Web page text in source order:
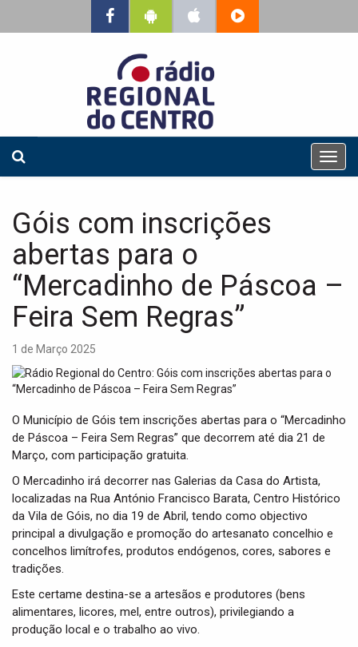
T
o
i
Góis com inscrições
abertas para o
“Mercadinho de Páscoa –
Feira Sem Regras”
1 de Março 2025
O Município de Góis tem inscrições abertas para o “Mercadinho
de Páscoa – Feira Sem Regras” que decorrem até dia 21 de
Março, com participação gratuita.
O Mercadinho irá decorrer nas Galerias da Casa do Artista,
localizadas na Rua António Francisco Barata, Centro Histórico
da Vila de Góis, no dia 19 de Abril, tendo como objectivo
principal a divulgação e promoção do artesanato concelhio e
concelhos limítrofes, produtos endógenos, cores, sabores e
tradições.
Este certame destina-se a artesãos e produtores (bens
alimentares, licores, mel, entre outros), privilegiando a
produção local e o trabalho ao vivo.